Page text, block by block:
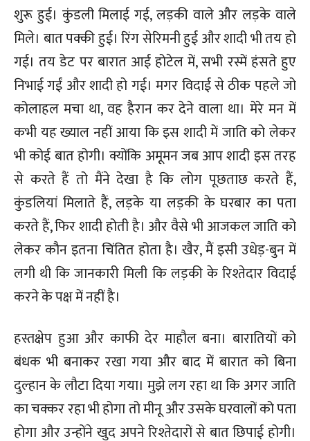
शुरू हुई। कुंडली मिलाई गई, लड़की वाले और लड़के वाले
मिले। बात पक्की हुई। रिंग सेरिमनी हुई और शादी भी तय हो
गई। तय डेट पर बारात आई होटेल में, सभी रस्में हंसते हुए
निभाई गईं और शादी हो गई। मगर विदाई से ठीक पहले जो
कोलाहल मचा था, वह हैरान कर देने वाला था। मेरे मन में
कभी यह ख्याल नहीं आया कि इस शादी में जाति को लेकर
भी कोई बात होगी। क्योंकि अमूमन जब आप शादी इस तरह
से करते हैं तो मैंने देखा है कि लोग पूछताछ करते हैं,
कुंडलियां मिलाते हैं, लड़के या लड़की के घरबार का पता
करते हैं, फिर शादी होती है। और वैसे भी आजकल जाति को
लेकर कौन इतना चिंतित होता है। खैर, मैं इसी उधेड़-बुन में
लगी थी कि जानकारी मिली कि लड़की के रिश्तेदार विदाई
करने के पक्ष में नहीं है।
हस्तक्षेप हुआ और काफी देर माहौल बना। बारातियों को
बंधक भी बनाकर रखा गया और बाद में बारात को बिना
दुल्हान के लौटा दिया गया। मुझे लग रहा था कि अगर जाति
का चक्कर रहा भी होगा तो मीनू और उसके घरवालों को पता
होगा और उन्होंने खुद अपने रिश्तेदारों से बात छिपाई होगी।